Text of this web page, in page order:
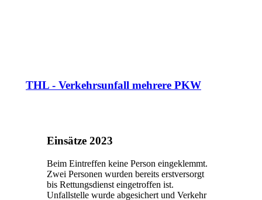
THL - Verkehrsunfall mehrere PKW
Einsätze 2023
Beim Eintreffen keine Person eingeklemmt.
Zwei Personen wurden bereits erstversorgt
bis Rettungsdienst eingetroffen ist.
Unfallstelle wurde abgesichert und Verkehr